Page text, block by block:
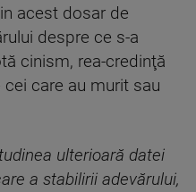
acest dosar de
despre ce s-a
cinism, rea-credinţă
care au murit sau
ulterioară datei
a stabilirii adevărului,